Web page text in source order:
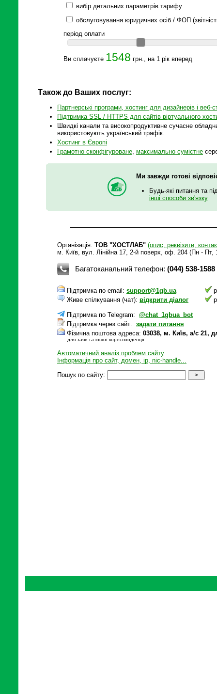
вибір детальних параметрів тарифу
обслуговування юридичних осіб / ФОП
період оплати
Ви сплачуєте 1548 грн., на 1 рік вперед
Також до Ваших послуг:
Партнерські програми, хостинг для дизайнерів і веб-
Підтримка SSL / HTTPS для сайтів віртуального
Швидкі канали та високопродуктивне сучасне
використовують український трафік.
Хостинг в Європі
Грамотно сконфігуроване максимально сумістне
Ми завжди готові
Будь-які питання та
інші способи зв'язку
Організація: ТОВ "ХОСТЛАБ" (опис, реквізити,
м. Київ, вул. Лінійна 17, 2-й поверх, оф. 204 (Пн - Пт,
Багатоканальний телефон: (044) 538-1588
Підтримка по email: support@1gb.ua
Живе спілкування (чат): відкрити діалог
Підтримка по Telegram: @chat_1gbua_bot
Підтримка через сайт: задати питання
Фізична поштова адреса: 03038, м. Київ, а/с
для заяв та іншої кореспонденції
Автоматичний аналіз проблем сайту
Інформація про сайт, домен, ip, nic-handle...
Пошук по сайту: